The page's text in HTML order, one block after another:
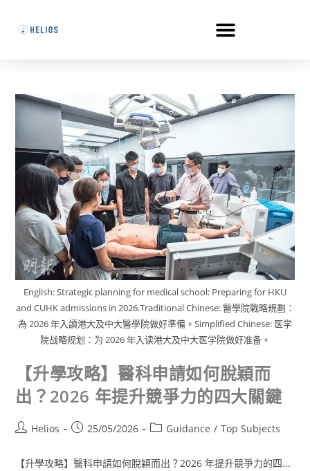
English: Strategic planning for medical school: Preparing for HKU
and CUHK admissions in 2026.Traditional Chinese: 醫學院戰略規劃：
為 2026 年入讀港大及中大醫學院做好準備。Simplified Chinese: 医学
院战略规划：为 2026 年入读港大及中大医学院做好准备。
【升學攻略】醫科申請如何脫穎而
出？2026 年提升競爭力的四大關鍵
Helios 25/05/2026 Guidance / Top Subjects
【升學攻略】醫科申請如何脫穎而出？2026 年提升競爭力的四...